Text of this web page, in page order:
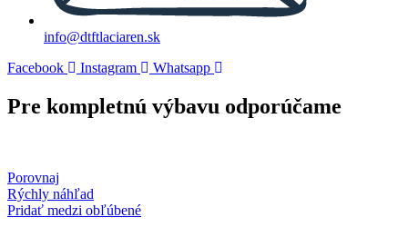
info@dtftlaciaren.sk
Facebook
Instagram Whatsapp
Pre kompletnú výbavu odporúčame
Porovnaj
Rýchly náhľad
Pridať medzi obľúbené